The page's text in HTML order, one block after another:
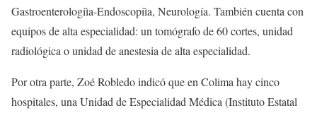
Gastroenterologiìa-Endoscopiìa, Neurología. También cuenta con
equipos de alta especialidad: un tomógrafo de 60 cortes, unidad
radiológica o unidad de anestesia de alta especialidad.
Por otra parte, Zoé Robledo indicó que en Colima hay cinco
hospitales, una Unidad de Especialidad Médica (Instituto Estatal